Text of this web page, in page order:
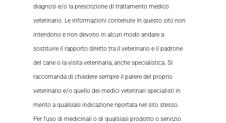
diagnosi e/o la prescrizione di trattamento medico
veterinario. Le informazioni contenute in questo sito non
intendono e non devono in alcun modo andare a
sostituire il rapporto diretto tra il veterinario e il padrone
del cane o la visita veterinaria, anche specialistica. Si
raccomanda di chiedere sempre il parere del proprio
veterinario e/o quello dei medici veterinari specialisti in
merito a qualsiasi indicazione riportata nel sito stesso.
Per l’uso di medicinali o di qualsiasi prodotto o servizio